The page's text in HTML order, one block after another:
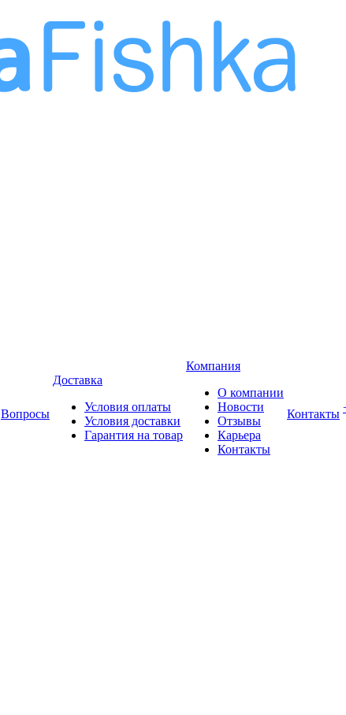
Вопросы
Доставка
Условия оплаты
Условия доставки
Гарантия на товар
Компания
О компании
Новости
Отзывы
Карьера
Контакты
Контакты